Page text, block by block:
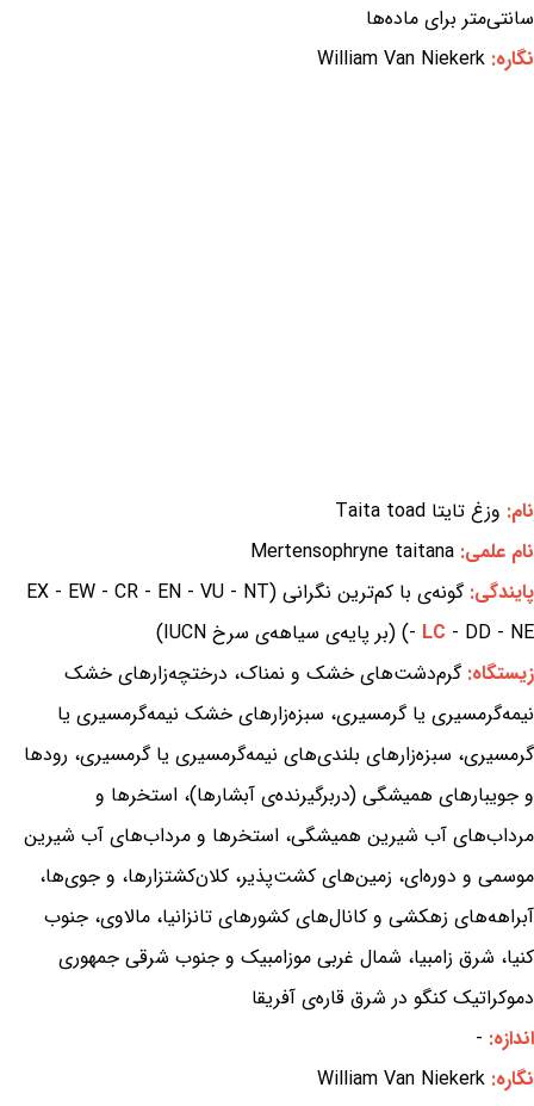
سانتی‌متر برای ماده‌ها
نگاره: William Van Niekerk
نام: وزغ تایتا Taita toad
نام علمی: Mertensophryne taitana
پایندگی:
گونه‌ی با کم‌ترین نگرانی (EX - EW - CR - EN - VU - NT
- LC - DD - NE) (بر پایه‌ی سیاهه‌ی سرخ IUCN)
زیستگاه:گرم‌دشت‌های خشک و نمناک، درختچه‌زارهای خشک
نیمه‌گرمسیری یا گرمسیری، سبزه‌زارهای خشک نیمه‌گرمسیری یا
گرمسیری، سبزه‌زارهای بلندی‌های نیمه‌گرمسیری یا گرمسیری، رودها
و جویبارهای همیشگی (دربرگیرنده‌ی آبشارها)، استخرها و
مرداب‌های آب شیرین همیشگی، استخرها و مرداب‌های آب شیرین
موسمی و دوره‌ای، زمین‌های کشت‌پذیر، کلان‌کشتزارها، و جوی‌ها،
آبراهه‌های زهکشی و کانال‌های کشورهای تانزانیا، مالاوی، جنوب
کنیا، شرق زامبیا، شمال غربی موزامبیک و جنوب شرقی جمهوری
دموکراتیک کنگو در شرق قاره‌ی آفریقا
اندازه: -
نگاره: William Van Niekerk